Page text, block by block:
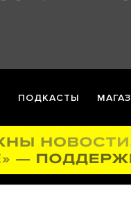
ПОДКАСТЫ МАГАЗ